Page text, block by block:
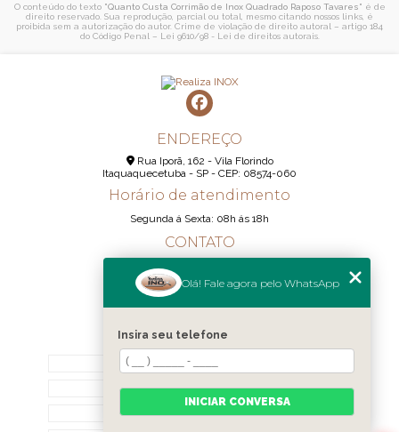
O conteúdo do texto "Quanto Custa Corrimão de Inox Quadrado Raposo Tavares" é de
direito reservado. Sua reprodução, parcial ou total, mesmo citando nossos links, é
proibida sem a autorização do autor. Crime de violação de direito autoral – artigo 184
do Código Penal – Lei 9610/98 - Lei de direitos autorais.
ENDEREÇO
Rua Iporã, 162 - Vila Florindo
Itaquaquecetuba - SP - CEP: 08574-060
Horário de atendimento
Segunda á Sexta: 08h ás 18h
CONTATO
(11) 98189-1344
MENU
HOME
QUEM SOMOS
CONTATO
Olá! Fale agora pelo WhatsApp
Insira seu telefone
INICIAR CONVERSA